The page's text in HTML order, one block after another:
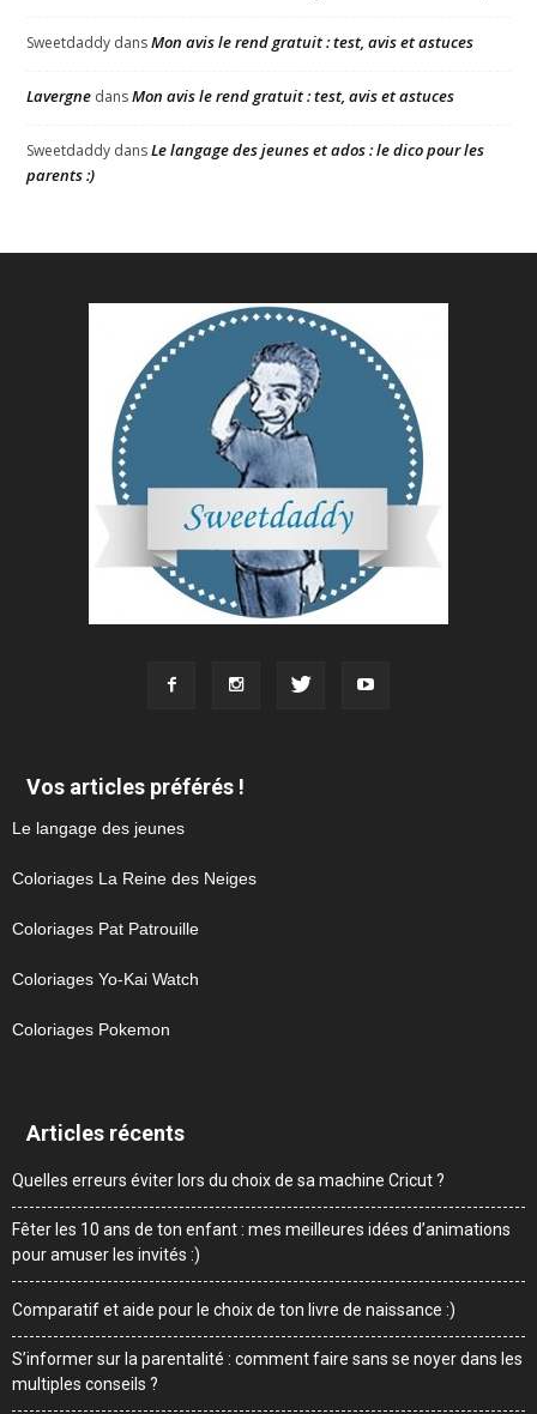
Sweetdaddy dansMon avis le rend gratuit : test, avis et astuces
Lavergne dansMon avis le rend gratuit : test, avis et astuces
Sweetdaddy dansLe langage des jeunes et ados : le dico pour les
parents :)
Vos articles préférés !
Le langage des jeunes
Coloriages La Reine des Neiges
Coloriages Pat Patrouille
Coloriages Yo-Kai Watch
Coloriages Pokemon
Articles récents
Quelles erreurs éviter lors du choix de sa machine Cricut ?
Fêter les 10 ans de ton enfant : mes meilleures idées d’animations
pour amuser les invités :)
Comparatif et aide pour le choix de ton livre de naissance :)
S’informer sur la parentalité : comment faire sans se noyer dans les
multiples conseils ?